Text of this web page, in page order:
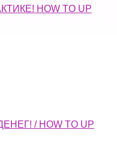
HOW TO UP
/ HOW TO UP